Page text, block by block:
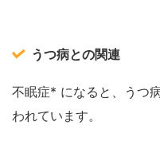
うつ病との関連
不眠症* になると、うつ
われています。